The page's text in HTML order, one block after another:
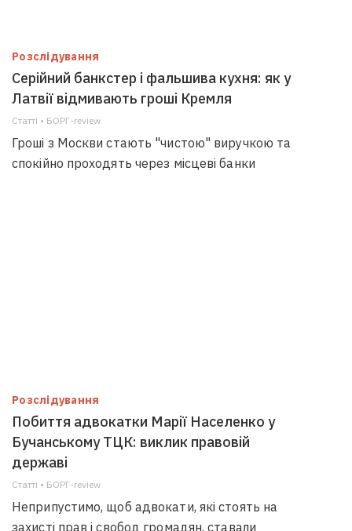
Розслідування
Серійний банкстер і фальшива кухня: як у
Латвії відмивають гроші Кремля
Статті • БОРГ-review
Гроші з Москви стають "чистою" виручкою та
спокійно проходять через місцеві банки
Розслідування
Побиття адвокатки Марії Населенко у
Бучанському ТЦК: виклик правовій
державі
Статті • БОРГ-review
Неприпустимо, щоб адвокати, які стоять на
захисті прав і свобод громадян, ставали